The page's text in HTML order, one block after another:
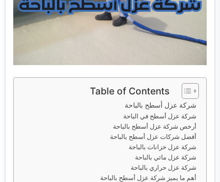
خدمات مكافحة الحشرات
خدمات نقل اثاث
Table of Contents
شركة عزل أسطح بالباحة
شركة عزل أسطح في الباحة
أرخص شركة عزل أسطح بالباحة
أفضل شركات عزل أسطح بالباحة
شركة عزل خزانات بالباحة
شركة عزل مائي بالباحة
شركة عزل حراري بالباحة
أهم ما يميز شركة عزل أسطح بالباحة